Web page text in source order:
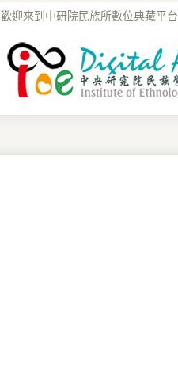
歡迎來到中研院民族所數位典藏平台